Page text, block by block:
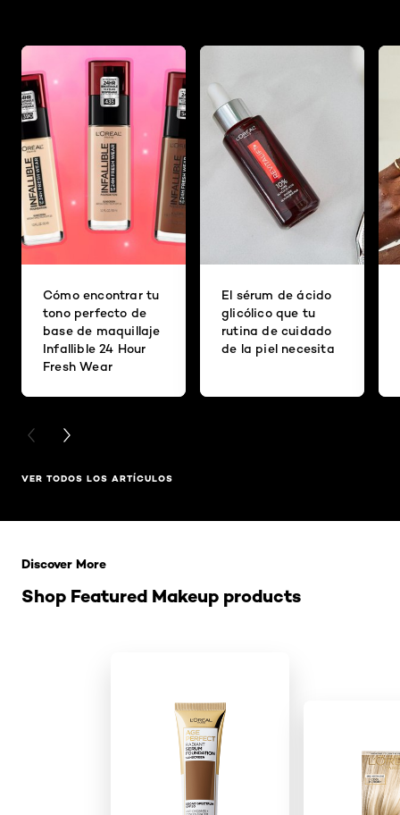
Cómo encontrar tu
tono perfecto de
base de maquillaje
Infallible 24 Hour
Fresh Wear
El sérum de ácido
glicólico que tu
rutina de cuidado
de la piel necesita
PREVIOUS CARD
NEXT CARD
VER TODOS LOS ARTÍCULOS
Shop Featured Makeup products
Discover More